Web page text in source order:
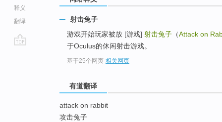
释义
翻译
射击兔子
游戏开始玩家被放 [游戏] 射击兔子 （Attack on
于Oculus的休闲射击游戏。
基于25个网页-相关网页
有道翻译
attack on rabbit
攻击兔子